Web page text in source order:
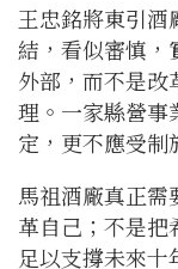
王忠銘將東引
結，看似審慎
外部，而不是改
理。一家縣營事
定，更不應受制
馬祖酒廠真正
革自己；不是
足以支撐未來